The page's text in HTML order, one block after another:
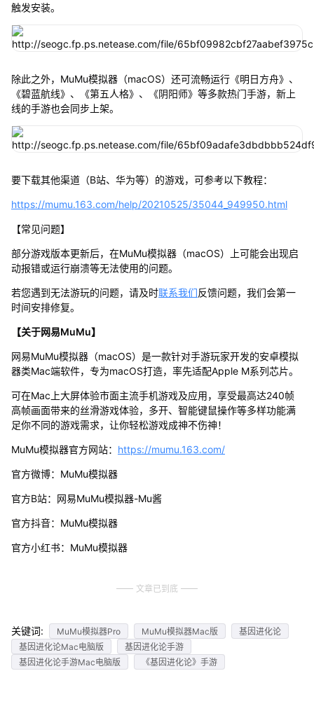
触发安装。
除此之外，MuMu模拟器（macOS）还可流畅运行《明日方舟》、
《碧蓝航线》、《第五人格》、《阴阳师》等多款热门手游，新上
线的手游也会同步上架。
要下载其他渠道（B站、华为等）的游戏，可参考以下教程：
https://mumu.163.com/help/20210525/35044_949950.html
【常见问题】
部分游戏版本更新后，在MuMu模拟器（macOS）上可能会出现启
动报错或运行崩溃等无法使用的问题。
若您遇到无法游玩的问题，请及时联系我们反馈问题，我们会第一
时间安排修复。
【关于网易MuMu】
网易MuMu模拟器（macOS）是一款针对手游玩家开发的安卓模拟
器类Mac端软件，专为macOS打造，率先适配Apple M系列芯片。
可在Mac上大屏体验市面主流手机游戏及应用，享受最高达240帧
高帧画面带来的丝滑游戏体验，多开、智能键鼠操作等多样功能满
足你不同的游戏需求，让你轻松游戏成神不伤神！
MuMu模拟器官方网站： https://mumu.163.com/
官方微博：MuMu模拟器
官方B站：网易MuMu模拟器-Mu酱
官方抖音：MuMu模拟器
官方小红书：MuMu模拟器
文章已到底
关键词: MuMu模拟器Pro MuMu模拟器Mac版
基因进化论
基因进化论Mac电脑版
基因进化论手游
基因进化论手游Mac电脑版
《基因进化论》手游